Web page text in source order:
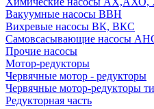
Вакуумные насосы ВВН
Вихревые насосы ВК, ВКС
Самовсасывающие насосы
Прочие насосы
Мотор-редукторы
Червячные мотор - редукторы
Червячные мотор-редукторы
Редукторная часть